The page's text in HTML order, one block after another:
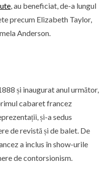
, au beneficiat, de-a lungul
precum Elizabeth Taylor,
Anderson.
și inaugurat anul următor,
cabaret francez
și-a sedus
de revistă și de balet. De
a inclus în show-urile
de contorsionism.